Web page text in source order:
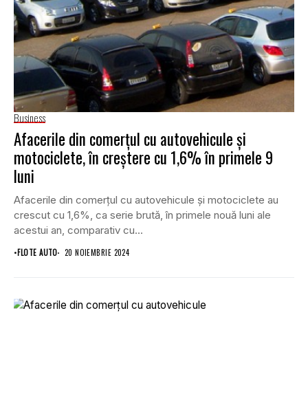
Business
Afacerile din comerţul cu autovehicule şi
motociclete, în creștere cu 1,6% în primele 9
luni
Afacerile din comerţul cu autovehicule şi motociclete au
crescut cu 1,6%, ca serie brută, în primele nouă luni ale
acestui an, comparativ cu...
•FLOTE AUTO 20 NOIEMBRIE 2024